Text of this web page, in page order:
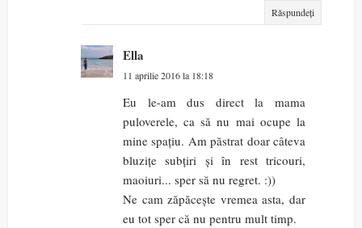
Răspundeți
Ella
11 aprilie 2016 la 18:18
Eu le-am dus direct la mama
puloverele, ca să nu mai ocupe la
mine spațiu. Am păstrat doar câteva
bluzițe subțiri și în rest tricouri,
maoiuri... sper să nu regret. :))
Ne cam zăpăcește vremea asta, dar
eu tot sper că nu pentru mult timp.